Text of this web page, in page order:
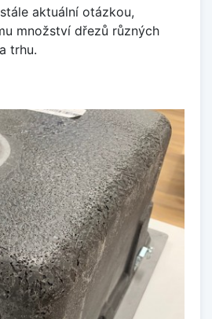
aktuální otázkou,
množství dřezů různých
trhu.